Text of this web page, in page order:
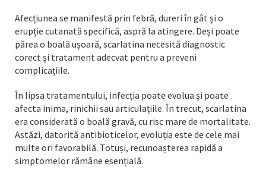
Afecțiunea se manifestă prin febră, dureri în gât și o
erupție cutanată specifică, aspră la atingere. Deși poate
părea o boală ușoară, scarlatina necesită diagnostic
corect și tratament adecvat pentru a preveni
complicațiile.
În lipsa tratamentului, infecția poate evolua și poate
afecta inima, rinichii sau articulațiile. În trecut, scarlatina
era considerată o boală gravă, cu risc mare de mortalitate.
Astăzi, datorită antibioticelor, evoluția este de cele mai
multe ori favorabilă. Totuși, recunoașterea rapidă a
simptomelor rămâne esențială.